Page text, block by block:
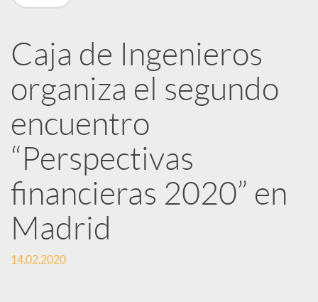
R
e
d
e
s
S
Caja de Ingenieros
organiza el segundo
encuentro
“Perspectivas
financieras 2020” en
Madrid
14.02.2020